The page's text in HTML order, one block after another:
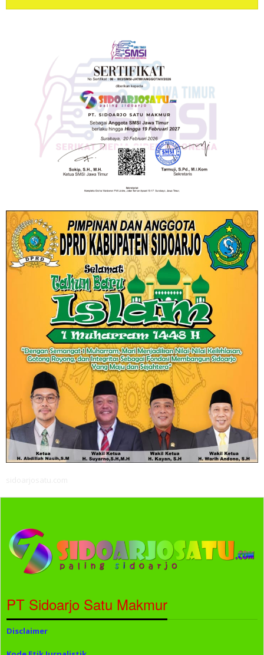
PT Sidoarjo Satu Makmur
Disclaimer